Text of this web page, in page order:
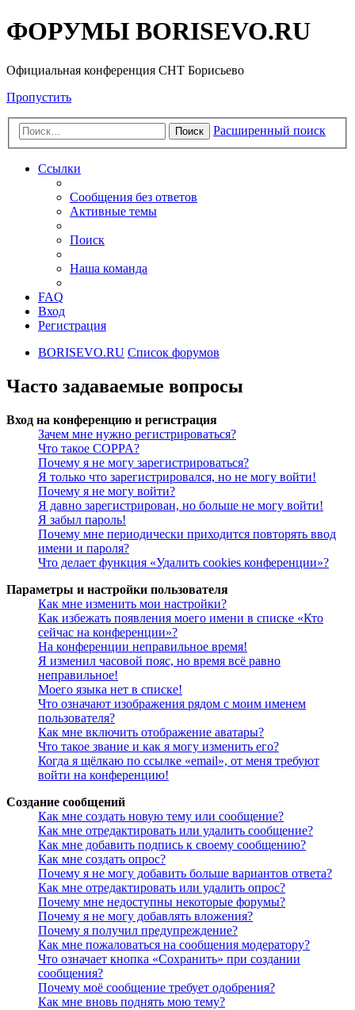
ФОРУМЫ BORISEVO.RU
Официальная конференция СНТ Борисьево
Пропустить
Поиск Расширенный поиск
Ссылки
Сообщения без ответов
Активные темы
Поиск
Наша команда
FAQ
Вход
Регистрация
BORISEVO.RU Список форумов
Часто задаваемые вопросы
Вход на конференцию и регистрация
Зачем мне нужно регистрироваться?
Что такое COPPA?
Почему я не могу зарегистрироваться?
Я только что зарегистрировался, но не могу войти!
Почему я не могу войти?
Я давно зарегистрирован, но больше не могу войти!
Я забыл пароль!
Почему мне периодически приходится повторять ввод
имени и пароля?
Что делает функция «Удалить cookies конференции»?
Параметры и настройки пользователя
Как мне изменить мои настройки?
Как избежать появления моего имени в списке «Кто
сейчас на конференции»?
На конференции неправильное время!
Я изменил часовой пояс, но время всё равно
неправильное!
Моего языка нет в списке!
Что означают изображения рядом с моим именем
пользователя?
Как мне включить отображение аватары?
Что такое звание и как я могу изменить его?
Когда я щёлкаю по ссылке «email», от меня требуют
войти на конференцию!
Создание сообщений
Как мне создать новую тему или сообщение?
Как мне отредактировать или удалить сообщение?
Как мне добавить подпись к своему сообщению?
Как мне создать опрос?
Почему я не могу добавить больше вариантов ответа?
Как мне отредактировать или удалить опрос?
Почему мне недоступны некоторые форумы?
Почему я не могу добавлять вложения?
Почему я получил предупреждение?
Как мне пожаловаться на сообщения модератору?
Что означает кнопка «Сохранить» при создании
сообщения?
Почему моё сообщение требует одобрения?
Как мне вновь поднять мою тему?